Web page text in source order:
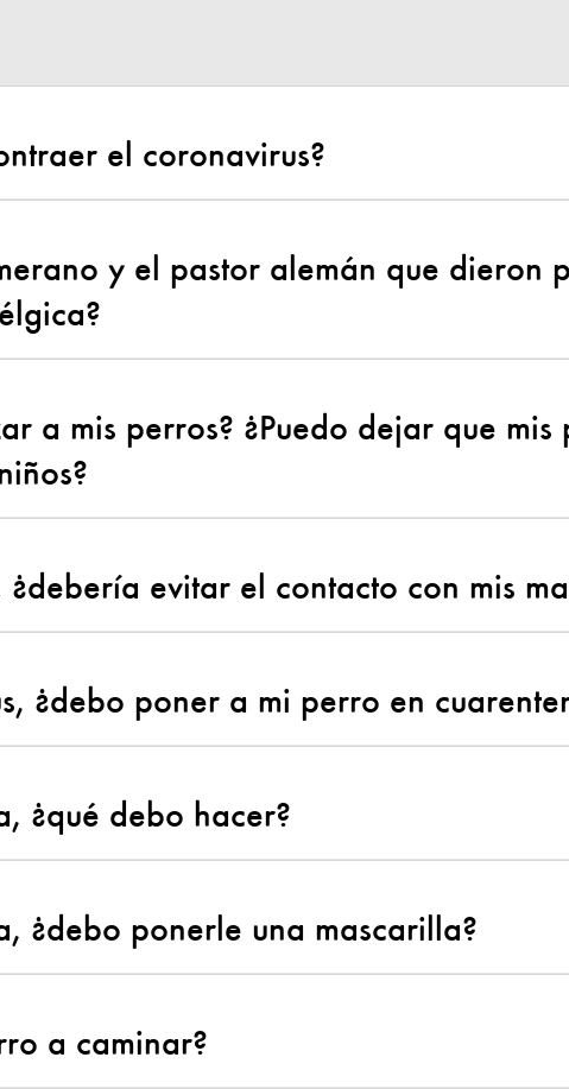
el coronavirus?
y el pastor alemán que dieron
a mis perros? ¿Puedo dejar que mis
evitar el contacto con mis
¿debo poner a mi perro en
¿qué debo hacer?
¿debo ponerle una mascarilla?
a caminar?